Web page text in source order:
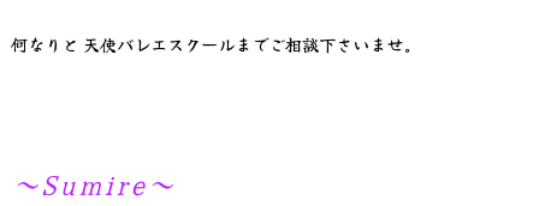
何なりと 天使バレエスクールまでご相談下さいませ。
～Sumire～